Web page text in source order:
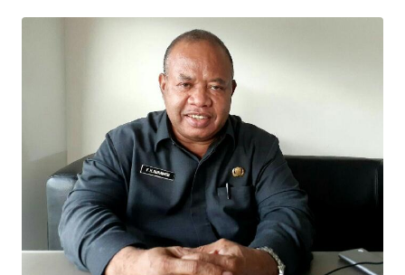
Informasi
INDEKS
BERITA